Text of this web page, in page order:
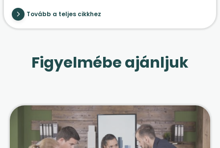
Tovább a teljes cikkhez
Figyelmébe ajánljuk